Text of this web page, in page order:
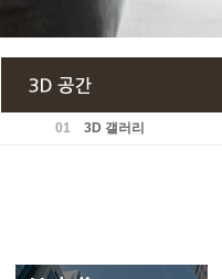
01
3D 갤러리